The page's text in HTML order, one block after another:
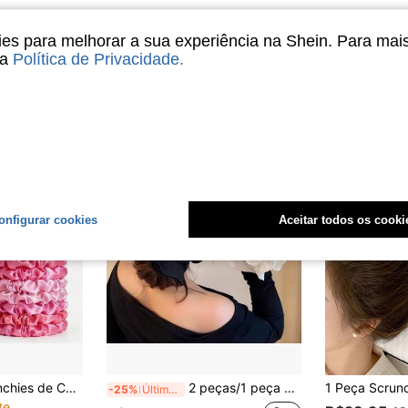
32/50 Peças Scrunchies de Cetim Rosa, Elásticos de Cabelo Sedosos Versáteis Elegantes e Fofos, Conjunto de Scrunchies Adequado para Cabelo de Mulheres, Mistura Multicolorida, Acessórios de Cabelo da Moda Coreana para Mulheres, Acessórios de Cabeça, Faixas de Cabelo Elásticas, Conjunto Combinado de Acessórios de Cabelo, Rabo de Cavalo para Todas as Estações
-25% Últimas 7 hrs 2 peças/1 peça Scrunchies de Cetim Francês Plissado em Formato de Cogumelo, Novos Elásticos de Cabelo Femininos, Acessórios de Cabelo Elegantes e Minimalistas, Elásticos de Cabelo de Borracha para Primavera/Verão, Cor Sólida, Scrunchies de Cabelo de Fibra de Poliéster Casual, Adequados para Todas as Estações
para melhorar a sua experiência na Shein. Para
Política de Privacidade.
cookies Aceitar todos os